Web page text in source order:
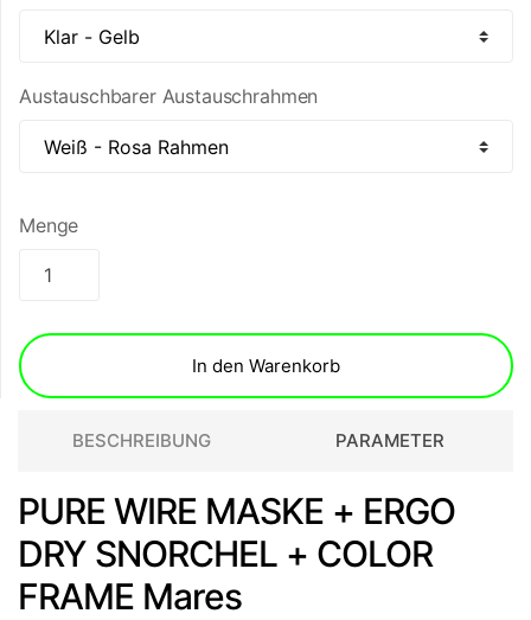
Austauschbarer Austauschrahmen
Menge
In den Warenkorb
BESCHREIBUNG PARAMETER
PURE WIRE MASKE + ERGO
DRY SNORCHEL + COLOR
FRAME Mares